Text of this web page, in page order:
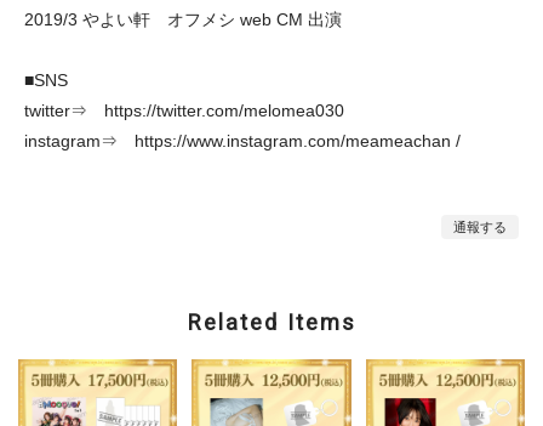
2019/3 やよい軒 オフメシ web CM 出演
■SNS
twitter⇒ https://twitter.com/melomea030
instagram⇒ https://www.instagram.com/meameachan /
通報する
Related Items